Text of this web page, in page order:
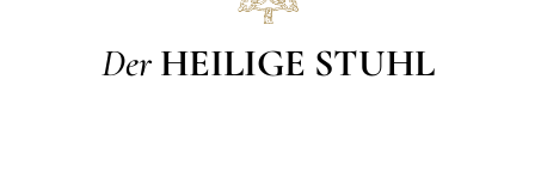
Der HEILIGE STUHL